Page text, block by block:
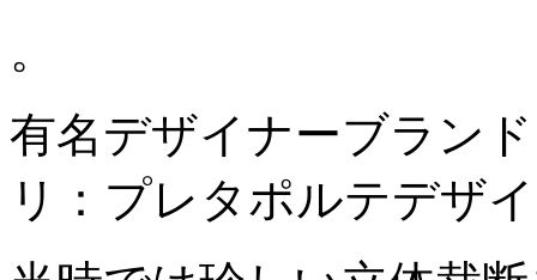
。
有名デザイナーブラン
リ：プレタポルテデザ